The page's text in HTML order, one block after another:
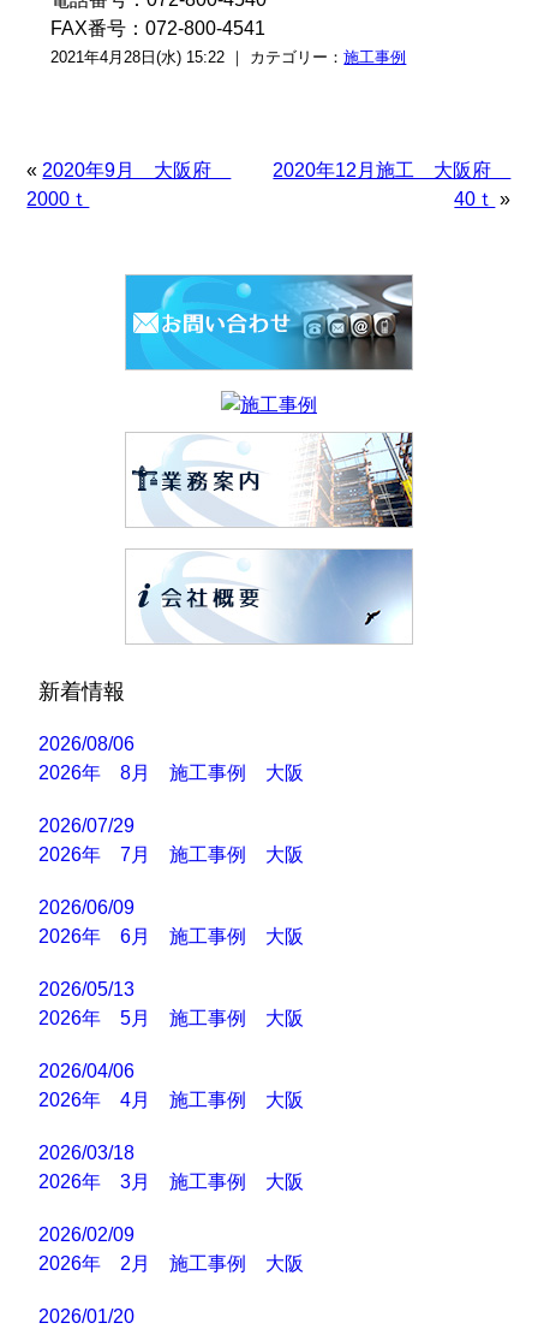
FAX番号：072-800-4541
2021年4月28日(水) 15:22 ｜ カテゴリー：施工事例
« 2020年9月 大阪府
2000ｔ
2020年12月施工 大阪府
40ｔ »
新着情報
2026/08/06
2026年 8月 施工事例 大阪
2026/07/29
2026年 7月 施工事例 大阪
2026/06/09
2026年 6月 施工事例 大阪
2026/05/13
2026年 5月 施工事例 大阪
2026/04/06
2026年 4月 施工事例 大阪
2026/03/18
2026年 3月 施工事例 大阪
2026/02/09
2026年 2月 施工事例 大阪
2026/01/20